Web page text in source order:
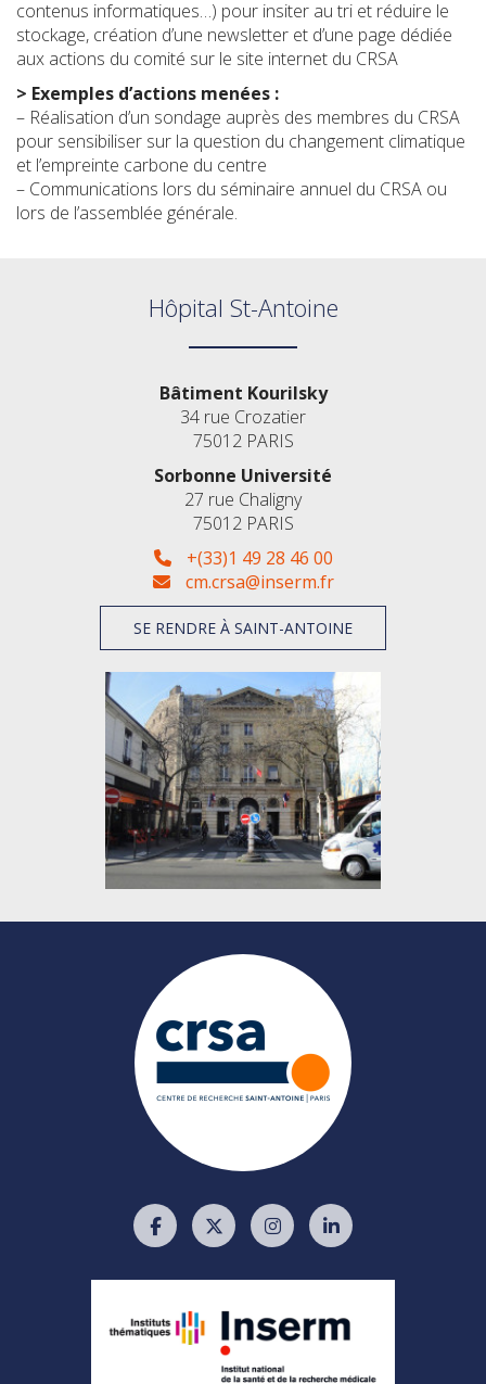
contenus informatiques…) pour insiter au tri et réduire le
stockage, création d’une newsletter et d’une page dédiée
aux actions du comité sur le site internet du CRSA
> Exemples d’actions menées :
– Réalisation d’un sondage auprès des membres du CRSA
pour sensibiliser sur la question du changement climatique
et l’empreinte carbone du centre
– Communications lors du séminaire annuel du CRSA ou
lors de l’assemblée générale.
Hôpital St-Antoine
Bâtiment Kourilsky
34 rue Crozatier
75012 PARIS
Sorbonne Université
27 rue Chaligny
75012 PARIS
+(33)1 49 28 46 00
cm.crsa@inserm.fr
SE RENDRE À SAINT-ANTOINE